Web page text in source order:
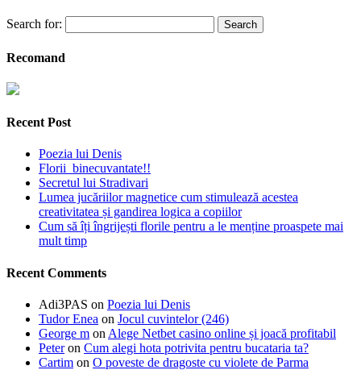
Search for:
Recomand
Recent Post
Poezia lui Denis
Florii binecuvantate!!
Secretul lui Stradivari
Lumea jucăriilor magnetice cum stimulează acestea
creativitatea și gandirea logica a copiilor
Cum să îți îngrijești florile pentru a le menține proaspete mai
mult timp
Recent Comments
Adi3PAS on Poezia lui Denis
Tudor Enea on Jocul cuvintelor (246)
George m on Alege Netbet casino online și joacă profitabil
Peteron Cum alegi hota potrivita pentru bucataria ta?
Cartim on O poveste de dragoste cu violete de Parma